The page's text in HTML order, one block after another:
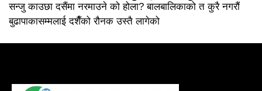
सन्जु काउछा दसैंमा नरमाउने को होला? बालबालिकाको त कुरै नगरौं
बुढापाकासम्मलाई दशैँको रौनक उस्तै लागेको